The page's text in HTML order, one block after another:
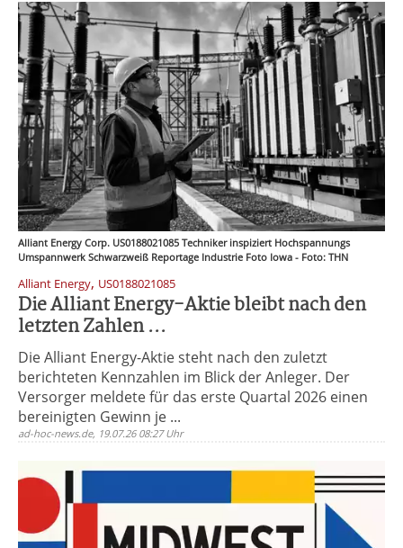
Alliant Energy Corp. US0188021085 Techniker inspiziert Hochspannungs
Umspannwerk Schwarzweiß Reportage Industrie Foto Iowa - Foto: THN
Alliant Energy, US0188021085
Die Alliant Energy-Aktie bleibt nach den
letzten Zahlen ...
Die Alliant Energy-Aktie steht nach den zuletzt
berichteten Kennzahlen im Blick der Anleger. Der
Versorger meldete für das erste Quartal 2026 einen
bereinigten Gewinn je ...
ad-hoc-news.de, 19.07.26 08:27 Uhr